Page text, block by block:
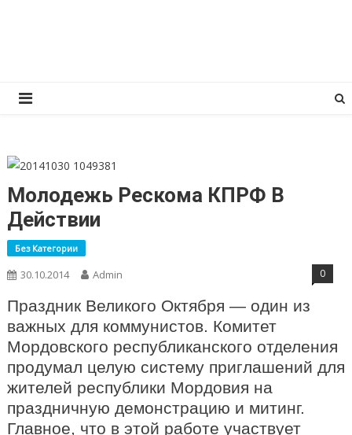
Молодежь Рескома КПРФ В
Действии
Без Категории
30.10.2014 Admin 0
Праздник Великого Октября — один из
важных для коммунистов. Комитет
Мордовского республиканского отделения
продумал целую систему приглашений для
жителей республики Мордовия на
праздничную демонстрацию и митинг.
Главное, что в этой работе участвует